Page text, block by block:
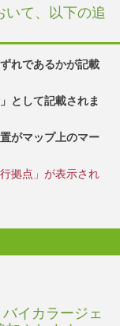
いて、以下の追
れであるかが記載
として記載されま
がマップ上のマー
拠点」が表示され
イカラージェ